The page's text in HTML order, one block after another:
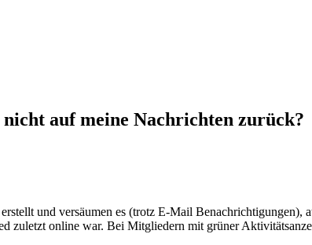
auf meine Nachrichten zurück?
und versäumen es (trotz E-Mail
zuletzt online war. Bei Mitgliedern mit grüner